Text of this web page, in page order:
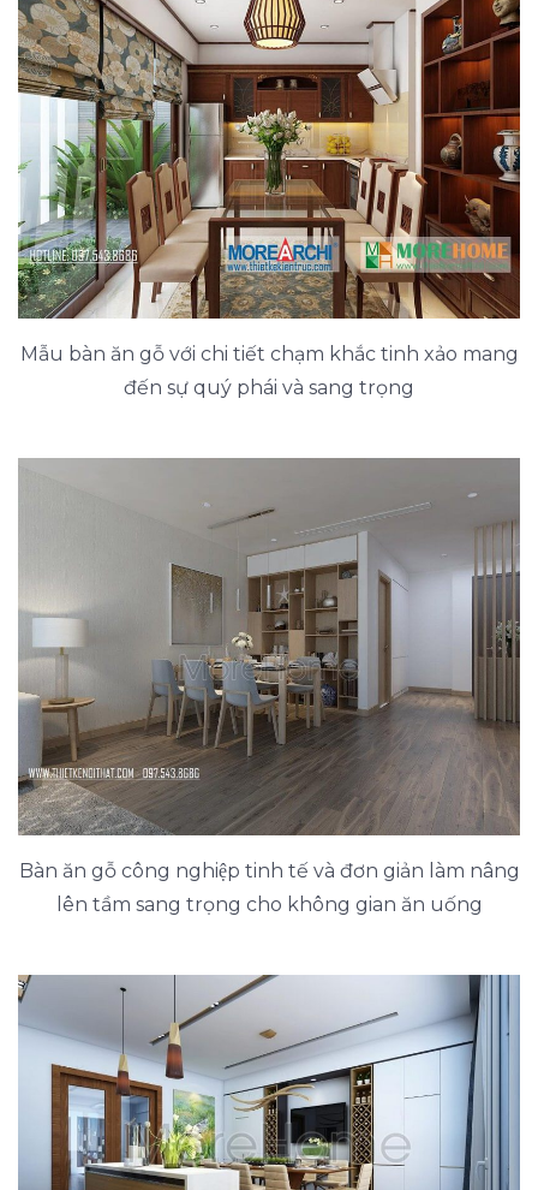
Mẫu bàn ăn gỗ với chi tiết chạm khắc tinh xảo mang
đến sự quý phái và sang trọng
Bàn ăn gỗ công nghiệp tinh tế và đơn giản làm nâng
lên tầm sang trọng cho không gian ăn uống